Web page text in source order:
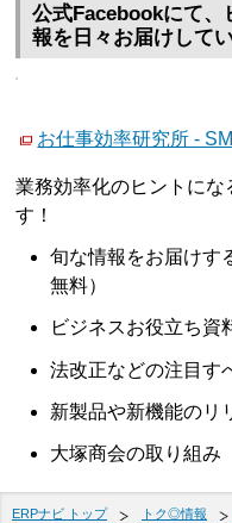
公式Facebookにて、
報を日々お届けして
お仕事効率研究所 -
業務効率化のヒントにな
す！
旬な情報をお届けす
無料）
ビジネスお役立ち資
法改正などの注目す
新製品や新機能のリ
大塚商会の取り組
ERPナビ トップ トク◎情報